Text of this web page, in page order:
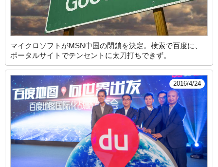
マイクロソフトがMSN中国の閉鎖を決定。検索で百度に、
ポータルサイトでテンセントに太刀打ちできず。
2016/4/24